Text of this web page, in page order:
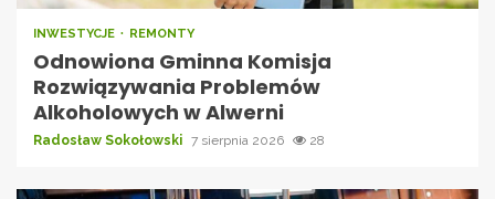
INWESTYCJE REMONTY
Odnowiona Gminna Komisja
Rozwiązywania Problemów
Alkoholowych w Alwerni
Radosław Sokołowski 7 sierpnia 2026 28